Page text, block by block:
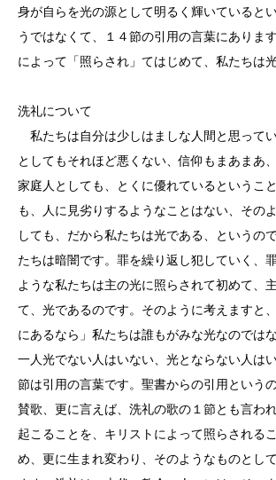
身が自らを光の源として明るく輝いていると
うではなくて、１４節の引用の言葉にありま
によって「照らされ」てはじめて、私たちは
洗礼について
私たちは自分は少しはましな人間と思って
としてもそれほど悪くない、信仰もまあまあ
家庭人としても、とくに優れているというこ
も、人に見劣りするようなことはない、その
しても、だから私たちは光である、というの
たちは暗闇です。罪を繰り返し犯していく、
ような私たちは主の光に照らされて初めて、
て、光であるのです。そのように考えますと
にあるなら」私たちは誰もがみな光なのでは
一人光でない人はいない、光とならない人は
節は引用の言葉です。聖書からの引用という
賛歌、更に言えば、洗礼の歌の１節とも言わ
起こることを、キリストによって照らされる
め、更に生まれ変わり、そのようなものとし